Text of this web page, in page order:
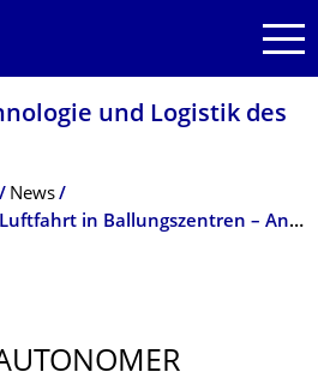
und Logistik des
News
Integration autonomer Luftfahrt in Ballungszentren – Antragskizze für Graduiertenkolleg bei DFG eingereicht